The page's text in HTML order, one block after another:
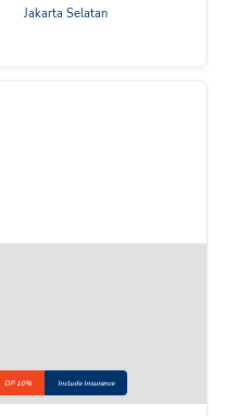
Jakarta Selatan
DP 10% Include Insurance